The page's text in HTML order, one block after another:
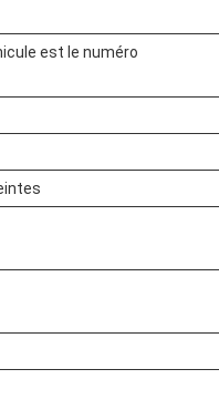
est le numéro